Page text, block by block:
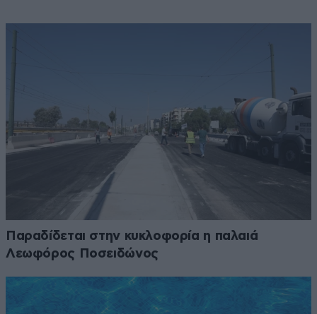
Παραδίδεται στην κυκλοφορία η παλαιά
Λεωφόρος Ποσειδώνος